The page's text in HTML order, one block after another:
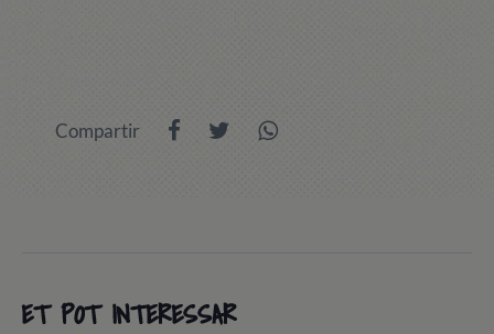
Compartir
ET POT INTERESSAR